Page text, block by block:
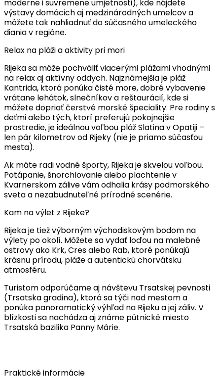
moderne i suvremene umjetnosti), kde nájdete
výstavy domácich aj medzinárodných umelcov a
môžete tak nahliadnuť do súčasného umeleckého
diania v regióne.
Relax na pláži a aktivity pri mori
Rijeka sa môže pochváliť viacerými plážami vhodnými
na relax aj aktívny oddych. Najznámejšia je pláž
Kantrida, ktorá ponúka čisté more, dobré vybavenie
vrátane lehátok, slnečníkov a reštaurácií, kde si
môžete dopriať čerstvé morské špeciality. Pre rodiny s
deťmi alebo tých, ktorí preferujú pokojnejšie
prostredie, je ideálnou voľbou pláž Slatina v Opatiji –
len pár kilometrov od Rijeky (nie je priamo súčasťou
mesta).
Ak máte radi vodné športy, Rijeka je skvelou voľbou.
Potápanie, šnorchlovanie alebo plachtenie v
Kvarnerskom zálive vám odhalia krásy podmorského
sveta a nezabudnuteľné prírodné scenérie.
Kam na výlet z Rijeke?
Rijeka je tiež výborným východiskovým bodom na
výlety po okolí. Môžete sa vydať loďou na malebné
ostrovy ako Krk, Cres alebo Rab, ktoré ponúkajú
krásnu prírodu, pláže a autentickú chorvátsku
atmosféru.
Turistom odporúčame aj návštevu Trsatskej pevnosti
(Trsatska gradina), ktorá sa týči nad mestom a
ponúka panoramatický výhľad na Rijeku a jej záliv. V
blízkosti sa nachádza aj známe pútnické miesto
Trsatská bazilika Panny Márie.
Praktické informácie